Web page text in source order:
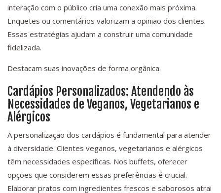
interação com o público cria uma conexão mais próxima.
Enquetes ou comentários valorizam a opinião dos clientes.
Essas estratégias ajudam a construir uma comunidade
fidelizada.
Destacam suas inovações de forma orgânica.
Cardápios Personalizados: Atendendo às
Necessidades de Veganos, Vegetarianos e
Alérgicos
A personalização dos cardápios é fundamental para atender
à diversidade. Clientes veganos, vegetarianos e alérgicos
têm necessidades específicas. Nos buffets, oferecer
opções que considerem essas preferências é crucial.
Elaborar pratos com ingredientes frescos e saborosos atrai